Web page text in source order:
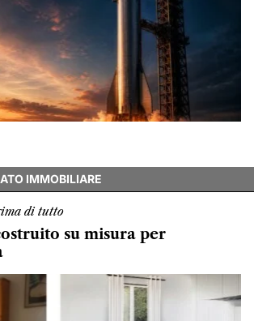
IMMOBILIARE
di tutto
su misura per